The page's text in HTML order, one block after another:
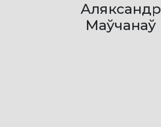
Аляксандр
Маўчанаў